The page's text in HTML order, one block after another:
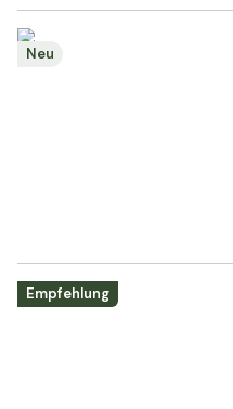
Neu
Empfehlung